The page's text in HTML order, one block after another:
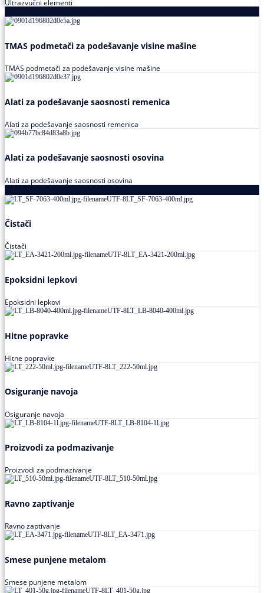
Ultrazvučni elementi
TMAS podmetači za podešavanje visine mašine
TMAS podmetači za podešavanje visine mašine
Alati za podešavanje saosnosti remenica
Alati za podešavanje saosnosti remenica
Alati za podešavanje saosnosti osovina
Alati za podešavanje saosnosti osovina
Čistači
Čistači
Epoksidni lepkovi
Epoksidni lepkovi
Hitne popravke
Hitne popravke
Osiguranje navoja
Osiguranje navoja
Proizvodi za podmazivanje
Proizvodi za podmazivanje
Ravno zaptivanje
Ravno zaptivanje
Smese punjene metalom
Smese punjene metalom